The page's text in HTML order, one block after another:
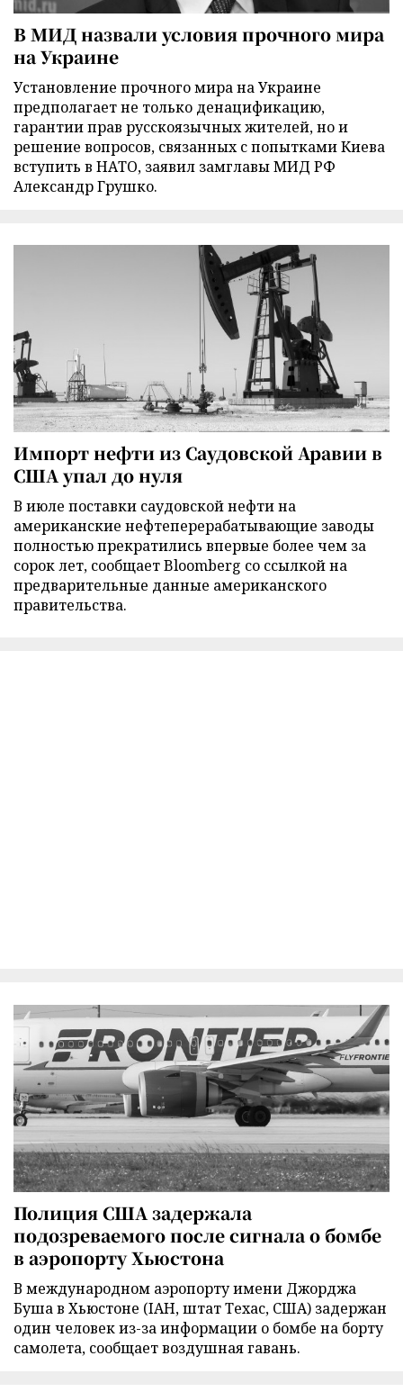
В МИД назвали условия прочного мира
на Украине
Установление прочного мира на Украине
предполагает не только денацификацию,
гарантии прав русскоязычных жителей, но и
решение вопросов, связанных с попытками Киева
вступить в НАТО, заявил замглавы МИД РФ
Александр Грушко.
Импорт нефти из Саудовской Аравии в
США упал до нуля
В июле поставки саудовской нефти на
американские нефтеперерабатывающие заводы
полностью прекратились впервые более чем за
сорок лет, сообщает Bloomberg со ссылкой на
предварительные данные американского
правительства.
Полиция США задержала
подозреваемого после сигнала о бомбе
в аэропорту Хьюстона
В международном аэропорту имени Джорджа
Буша в Хьюстоне (IAH, штат Техас, США) задержан
один человек из-за информации о бомбе на борту
самолета, сообщает воздушная гавань.